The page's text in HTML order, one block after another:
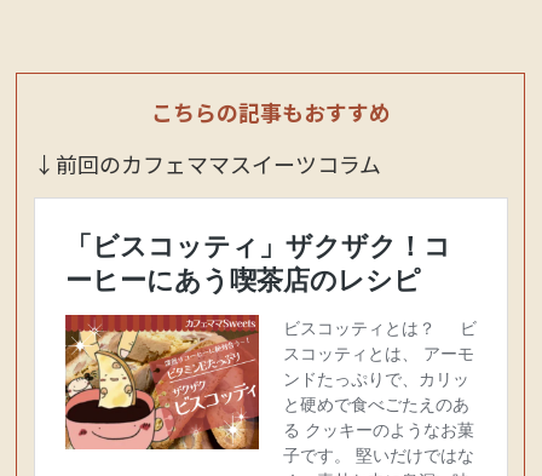
こちらの記事もおすすめ
↓前回のカフェママスイーツコラム